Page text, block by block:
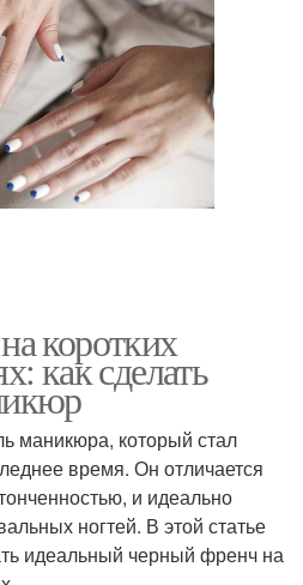
Маникюр с акцентом
Маникюр с
серебряными штрихами
Материалы для черно-
розового маникюра
коротких
как сделать
маникюра, который стал
время. Он отличается
и идеально
ногтей. В этой статье
идеальный черный френч на